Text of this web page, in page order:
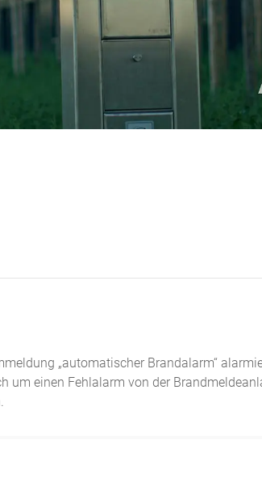
„automatischer Brandalarm“
um einen Fehlalarm von der